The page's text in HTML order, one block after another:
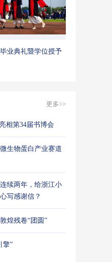
业典礼暨学位授予
更多>>
相第34届书博会
生物蛋白产业赛道
续两年，给浙江小
写感谢信？
煌残卷“团圆”
擎”